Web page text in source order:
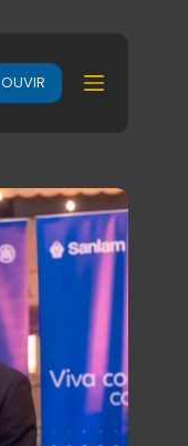
OUVIR